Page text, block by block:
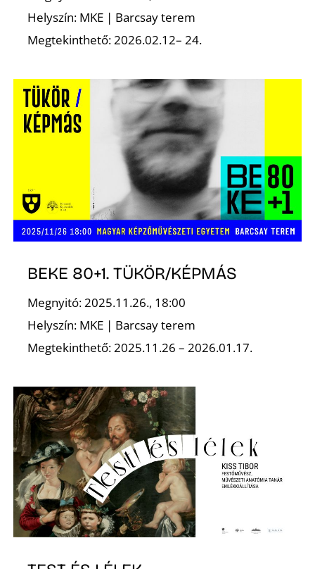
Helyszín: MKE | Barcsay terem
Megtekinthető: 2026.02.12– 24.
BEKE 80+1. TÜKÖR/KÉPMÁS
Megnyitó: 2025.11.26., 18:00
Helyszín: MKE | Barcsay terem
Megtekinthető: 2025.11.26 – 2026.01.17.